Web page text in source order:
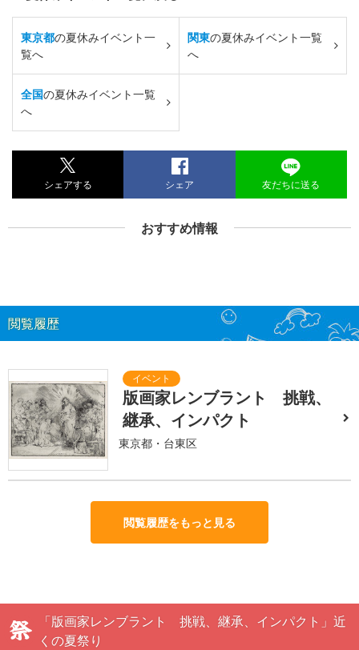
東京都の夏休みイベント一
覧へ
関東の夏休みイベント一覧
へ
全国の夏休みイベント一覧
へ
シェアする シェア 友だちに送る
おすすめ情報
閲覧履歴
版画家レンブラント 挑戦、
継承、インパクト
東京都・台東区
閲覧履歴をもっと見る
「版画家レンブラント 挑戦、継承、インパクト」近
くの夏祭り